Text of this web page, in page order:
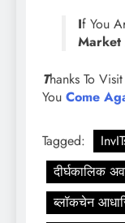
If You
Market
Thanks To
You Come
Tagged:
दीर्घकालिक
ब्लॉकचेन